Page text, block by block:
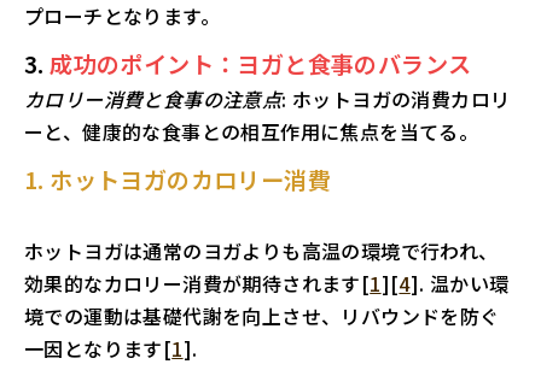
プローチとなります。
3.成功のポイント：ヨガと食事のバランス
カロリー消費と食事の注意点: ホットヨガの消費カロリ
ーと、健康的な食事との相互作用に焦点を当てる。
1. ホットヨガのカロリー消費
ホットヨガは通常のヨガよりも高温の環境で行われ、
効果的なカロリー消費が期待されます[1][4]. 温かい環
境での運動は基礎代謝を向上させ、リバウンドを防ぐ
一因となります[1].